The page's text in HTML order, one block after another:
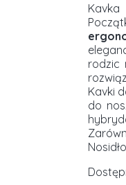
rodzic
Kavki
do